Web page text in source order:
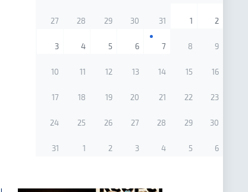
27 28 29 30 31 1 2
3 4 5 6 7 8 9
10 11 12 13 14 15 16
17 18 19 20 21 22 23
24 25 26 27 28 29 30
31 1 2 3 4 5 6